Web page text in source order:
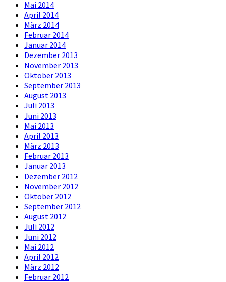
Mai 2014
April 2014
März 2014
Februar 2014
Januar 2014
Dezember 2013
November 2013
Oktober 2013
September 2013
August 2013
Juli 2013
Juni 2013
Mai 2013
April 2013
März 2013
Februar 2013
Januar 2013
Dezember 2012
November 2012
Oktober 2012
September 2012
August 2012
Juli 2012
Juni 2012
Mai 2012
April 2012
März 2012
Februar 2012